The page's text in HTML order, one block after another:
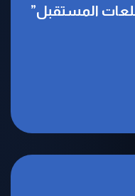
المستقبل”